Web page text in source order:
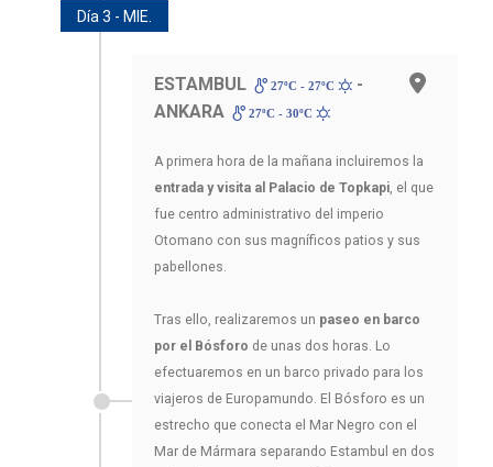
Día 3 - MIE.
ESTAMBUL 27ºC - 27ºC
-
ANKARA
27ºC - 30ºC
A primera hora de la mañana incluiremos la
entrada y visita al Palacio de Topkapi, el que
fue centro administrativo del imperio
Otomano con sus magníficos patios y sus
pabellones.
Tras ello, realizaremos un paseo en barco
por el Bósforo de unas dos horas. Lo
efectuaremos en un barco privado para los
viajeros de Europamundo. El Bósforo es un
estrecho que conecta el Mar Negro con el
Mar de Mármara separando Estambul en dos